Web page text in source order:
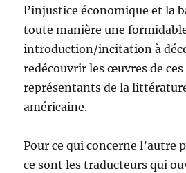
l’injustice économique et la
toute manière une
introduction/incitation à
redécouvrir les œuvres de
représentants de la
américaine.
Pour ce qui concerne l’autre
ce sont les traducteurs qui